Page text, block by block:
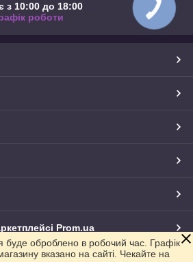
з 10:00 до 18:00
роботи
Prom.ua
оброблено в робочий час. Графік
вказано на сайті. Чекайте на